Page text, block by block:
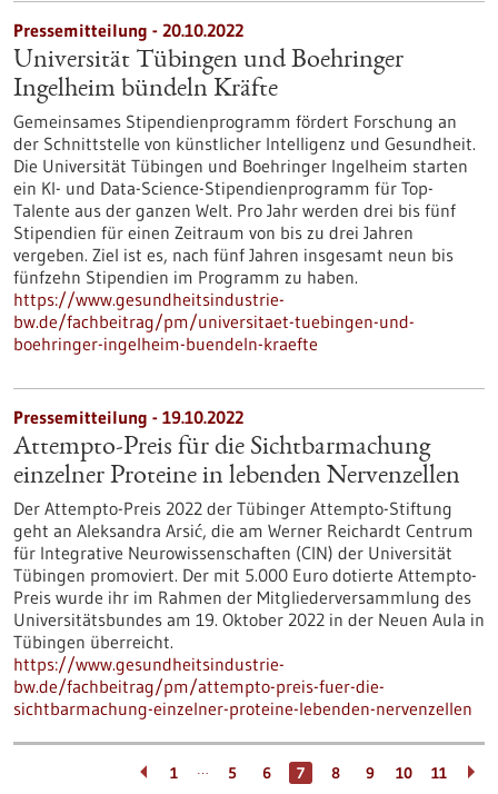
Pressemitteilung - 20.10.2022
Universität Tübingen und Boehringer
Ingelheim bündeln Kräfte
Gemeinsames Stipendienprogramm fördert Forschung an
der Schnittstelle von künstlicher Intelligenz und Gesundheit.
Die Universität Tübingen und Boehringer Ingelheim starten
ein KI- und Data-Science-Stipendienprogramm für Top-
Talente aus der ganzen Welt. Pro Jahr werden drei bis fünf
Stipendien für einen Zeitraum von bis zu drei Jahren
vergeben. Ziel ist es, nach fünf Jahren insgesamt neun bis
fünfzehn Stipendien im Programm zu haben.
https://www.gesundheitsindustrie-
bw.de/fachbeitrag/pm/universitaet-tuebingen-und-
boehringer-ingelheim-buendeln-kraefte
Pressemitteilung - 19.10.2022
Attempto-Preis für die Sichtbarmachung
einzelner Proteine in lebenden Nervenzellen
Der Attempto-Preis 2022 der Tübinger Attempto-Stiftung
geht an Aleksandra Arsić, die am Werner Reichardt Centrum
für Integrative Neurowissenschaften (CIN) der Universität
Tübingen promoviert. Der mit 5.000 Euro dotierte Attempto-
Preis wurde ihr im Rahmen der Mitgliederversammlung des
Universitätsbundes am 19. Oktober 2022 in der Neuen Aula in
Tübingen überreicht.
https://www.gesundheitsindustrie-
bw.de/fachbeitrag/pm/attempto-preis-fuer-die-
sichtbarmachung-einzelner-proteine-lebenden-nervenzellen
1 … 5 6 7 8 9 10 11